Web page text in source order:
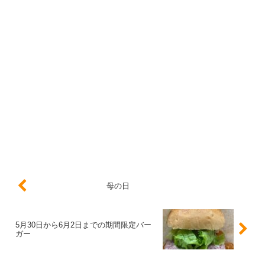
母の日
5月30日から6月2日までの期間限定バー
ガー